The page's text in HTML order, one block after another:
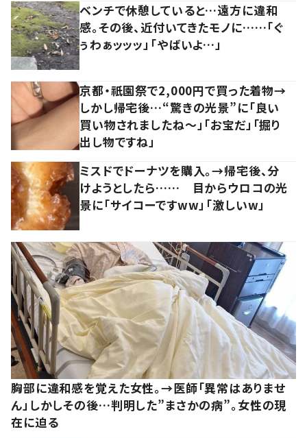
ベンチで休憩していると…遠方に違和
感。その後、近付いてきたモノに……「ぐ
ぅわぁッッッ」「やばいよ…」
京都・祇園祭で2,000円で買った着物→
しかし帰宅後…“驚きの光景”に「良い
買い物されましたね～」「お宝だ」「掘り
出し物ですね」
ミスドでドーナツを購入。→帰宅後、分
けようとしたら…… 目からウロコの光
景に「サイコーですww」「激しいw」
胸部に違和感を覚えた女性。→医師「異常はありませ
ん」しかしその後…判明した”まさかの病”。女性の現
在に迫る